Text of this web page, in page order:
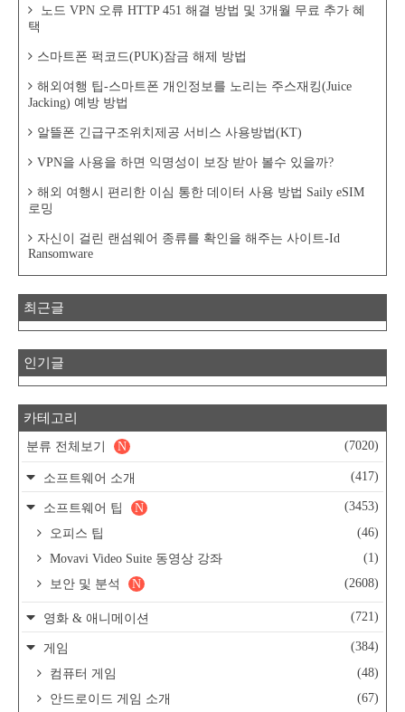
노드 VPN 오류 HTTP 451 해결 방법 및 3개월 무료 추가 혜
택
스마트폰 퍽코드(PUK)잠금 해제 방법
해외여행 팁-스마트폰 개인정보를 노리는 주스재킹(Juice
Jacking) 예방 방법
알뜰폰 긴급구조위치제공 서비스 사용방법(KT)
VPN을 사용을 하면 익명성이 보장 받아 볼수 있을까?
해외 여행시 편리한 이심 통한 데이터 사용 방법 Saily eSIM
로밍
자신이 걸린 랜섬웨어 종류를 확인을 해주는 사이트-Id
Ransomware
최근글
인기글
카테고리
분류 전체보기 (7020)
N
소프트웨어 소개 (417)
소프트웨어 팁 (3453)
N
오피스 팁
(46)
Movavi Video Suite 동영상 강좌
(1)
보안 및 분석
(2608)
N
영화 & 애니메이션 (721)
게임
(384)
컴퓨터 게임
(48)
안드로이드 게임 소개
(67)